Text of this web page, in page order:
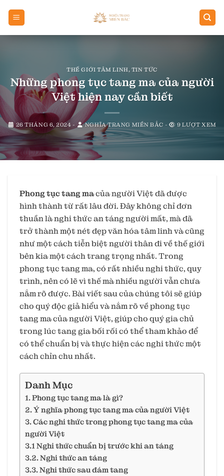
đến
THẾ GIỚI TÂM LINH, TIN TỨC
Những phong tục tang ma của người
Việt hiện nay cần biết
26 THÁNG 6, 2024 - NGHĨA TRANG MIỀN BẮC - 9 LƯỢT XEM
Phong tục tang macủa người Việt đã được
hình thành từ rất lâu đời. Đây không chỉ đơn
thuần là nghi thức an táng người mất, mà đã
trở thành một nét đẹp văn hóa tâm linh và cũng
như một cách tiễn biệt người thân đi về thế giới
bên kia một cách trang trọng nhất. Trong
phong tục tang ma, có rất nhiều nghi thức, quy
trình, nên có lẽ vì thế mà nhiều người vẫn chưa
nắm rõ được. Bài viết sau của chúng tôi sẽ giúp
cho quý độc giả hiểu và nắm rõ về phong tục
tang ma của người Việt, giúp cho quý gia chủ
trong lúc tang gia bối rối có thể tham khảo để
có thể chuẩn bị và thực hiện các nghi thức một
cách chỉn chu nhất.
Danh Mục
1. Phong tục tang ma là gì?
2. Ý nghĩa phong tục tang ma của người Việt
3. Các nghi thức trong phong tục tang ma của
người Việt
3.1 Nghi thức chuẩn bị trước khi an táng
3.2. Nghi thức an táng
3.3. Nghi thức sau đám tang